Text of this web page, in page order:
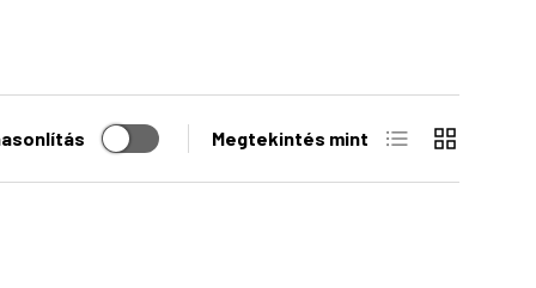
Megtekintés mint Lista Rács